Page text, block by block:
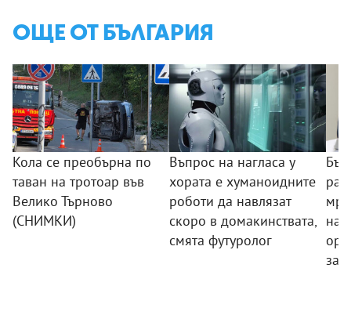
ОЩЕ ОТ БЪЛГАРИЯ
Кола се преобърна по
таван на тротоар във
Велико Търново
(СНИМКИ)
Въпрос на нагласа у
хората е хуманоидните
роботи да навлязат
скоро в домакинствата,
смята футуролог